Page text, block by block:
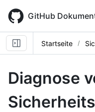
main
content
GitHub
Startseite
Diagnose